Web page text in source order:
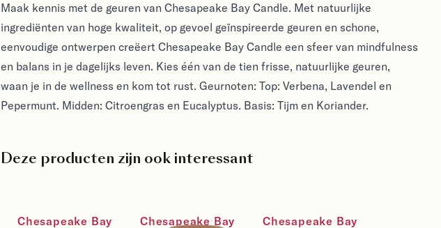
Maak kennis met de geuren van Chesapeake Bay Candle. Met natuurlijke
ingrediënten van hoge kwaliteit, op gevoel geïnspireerde geuren en schone,
eenvoudige ontwerpen creëert Chesapeake Bay Candle een sfeer van mindfulness
en balans in je dagelijks leven. Kies één van de tien frisse, natuurlijke geuren,
waan je in de wellness en kom tot rust. Geurnoten: Top: Verbena, Lavendel en
Pepermunt. Midden: Citroengras en Eucalyptus. Basis: Tijm en Koriander.
Deze producten zijn ook interessant
Chesapeake Bay
Chesapeake Bay
Chesapeake Bay